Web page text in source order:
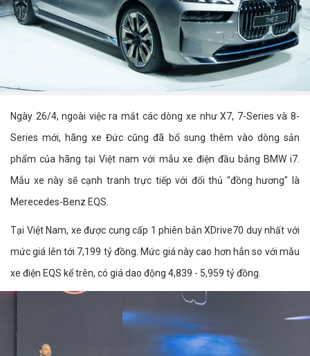
Ngày 26/4, ngoài việc ra mắt các dòng xe như X7, 7-Series và 8-
Series mới, hãng xe Đức cũng đã bổ sung thêm vào dòng sản
phẩm của hãng tại Việt nam với mẫu xe điện đầu bảng BMW i7.
Mẫu xe này sẽ cạnh tranh trực tiếp với đối thủ "đồng hương" là
Merecedes-Benz EQS.
Tại Việt Nam, xe được cung cấp 1 phiên bản XDrive70 duy nhất với
mức giá lên tới 7,199 tỷ đồng. Mức giá này cao hơn hẳn so với mẫu
xe điện EQS kể trên, có giá dao động 4,839 - 5,959 tỷ đồng.